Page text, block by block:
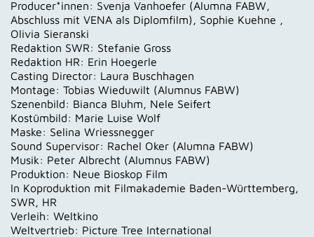
Producer*innen: Svenja Vanhoefer (Alumna FABW,
Abschluss mit VENA als Diplomfilm), Sophie Kuehne ,
Olivia Sieranski
Redaktion SWR: Stefanie Gross
Redaktion HR: Erin Hoegerle
Casting Director: Laura Buschhagen
Montage: Tobias Wieduwilt (Alumnus FABW)
Szenenbild: Bianca Bluhm, Nele Seifert
Kostümbild: Marie Luise Wolf
Maske: Selina Wriessnegger
Sound Supervisor: Rachel Oker (Alumna FABW)
Musik: Peter Albrecht (Alumnus FABW)
Produktion: Neue Bioskop Film
In Koproduktion mit Filmakademie Baden-Württemberg,
SWR, HR
Verleih: Weltkino
Weltvertrieb: Picture Tree International